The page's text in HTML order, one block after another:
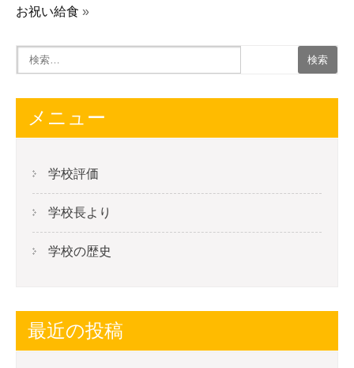
お祝い給食 »
メニュー
学校評価
学校長より
学校の歴史
最近の投稿